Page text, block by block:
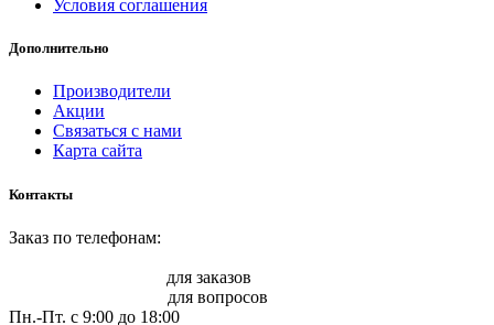
Условия соглашения
Дополнительно
Производители
Акции
Связаться с нами
Карта сайта
Контакты
Заказ по телефонам:
для заказов
для вопросов
Пн.-Пт. c 9:00 до 18:00